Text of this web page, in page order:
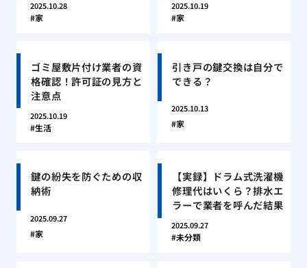
2025.10.28
家
2025.10.19
家
ゴミ屋敷片付け業者の資
格確認！許可証の見方と
注意点
2025.10.19
生活
引き戸の鍵交換は自分で
できる？
2025.10.13
家
鍵の紛失を防ぐための収
納術
2025.09.27
家
【実録】ドラム式洗濯機
修理代はいくら？排水エ
ラーで業者を呼んだ結果
2025.09.27
未分類